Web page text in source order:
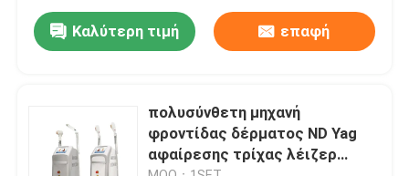
Μας ελάτε σε επαφή με
Ζητήστε ένα απόσπασμα
Καλύτερη τιμή επαφή
πολυσύνθετη μηχανή
φροντίδας δέρματος ND Yag
αφαίρεσης τρίχας λέιζερ